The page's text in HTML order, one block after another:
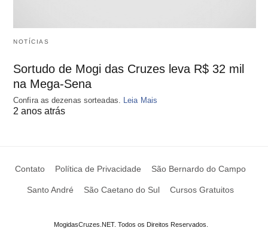
NOTÍCIAS
Sortudo de Mogi das Cruzes leva R$ 32 mil
na Mega-Sena
Confira as dezenas sorteadas. Leia Mais
2 anos atrás
Contato Política de Privacidade São Bernardo do Campo
Santo André São Caetano do Sul Cursos Gratuitos
MogidasCruzes.NET. Todos os Direitos Reservados.